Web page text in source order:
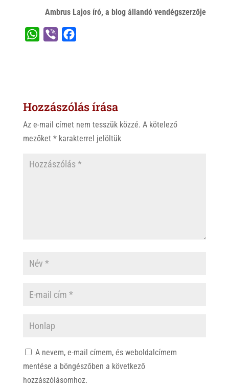
Ambrus Lajos író, a blog állandó vendégszerzője
A
p
o
k
Hozzászólás írása
Az e-mail címet nem tesszük közzé. A kötelező
mezőket *karakterrel jelöltük
A nevem, e-mail címem, és weboldalcímem
mentése a böngészőben a következő
hozzászólásomhoz.